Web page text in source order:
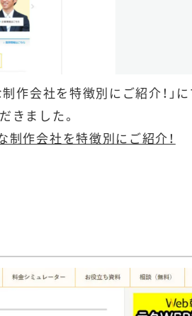
作会社を特徴別にご紹介！」
きました。
作会社を特徴別にご紹介！